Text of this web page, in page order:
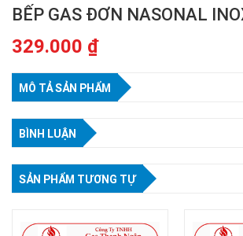
BẾP GAS ĐƠN NASONAL
329.000 ₫
MÔ TẢ SẢN PHẨM
BÌNH LUẬN
SẢN PHẨM TƯƠNG TỰ